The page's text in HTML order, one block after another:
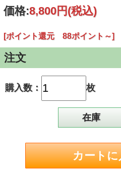
価格:8,800円 (税込)
[ポイント還元 88ポイント～]
注文
購入数： 枚
在庫